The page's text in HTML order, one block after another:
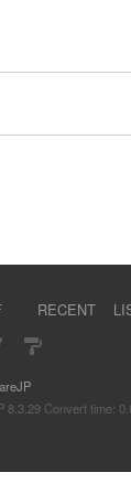
RECENT
Convert time: